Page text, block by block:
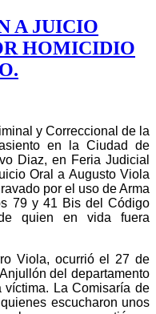
A JUICIO
HOMICIDIO
y Correccional de la
en la Ciudad de
Diaz, en Feria Judicial
Oral a Augusto Viola
por el uso de Arma
79 y 41 Bis del Código
quien en vida fuera
Viola, ocurrió el 27 de
del departamento
La Comisaría de
escucharon unos